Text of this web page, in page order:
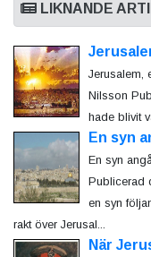
LIKNANDE
Jerusalem,
Nilsson
hade blivit
En syn
En syn
Publicerad
en syn
rakt över Jerusal...
När